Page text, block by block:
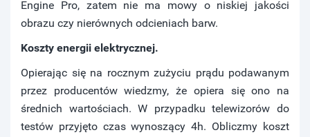
Engine Pro, zatem nie ma mowy o niskiej jakości
obrazu czy nierównych odcieniach barw.
Koszty energii elektrycznej.
Opierając się na rocznym zużyciu prądu podawanym
przez producentów wiedzmy, że opiera się ono na
średnich wartościach. W przypadku telewizorów do
testów przyjęto czas wynoszący 4h. Obliczmy koszt